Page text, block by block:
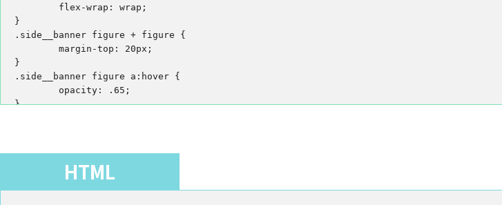
}
.side__banner figure + figure {
}
.side__banner figure a:hover {
}
HTML